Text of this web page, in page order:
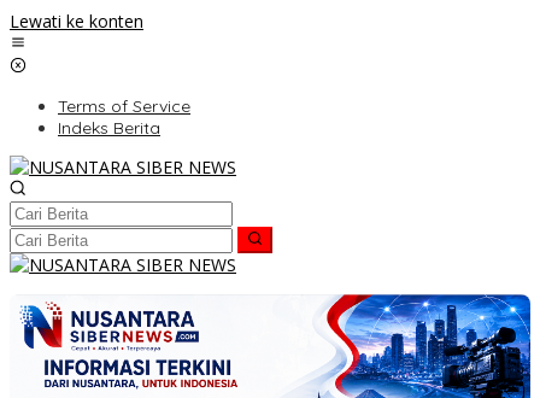
Lewati ke konten
Terms of Service
Indeks Berita